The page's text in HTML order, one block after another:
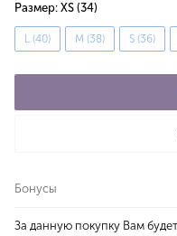
Размер: XS (34)
L (40) M (38) S (36)
Бонусы
За данную покупку Вам